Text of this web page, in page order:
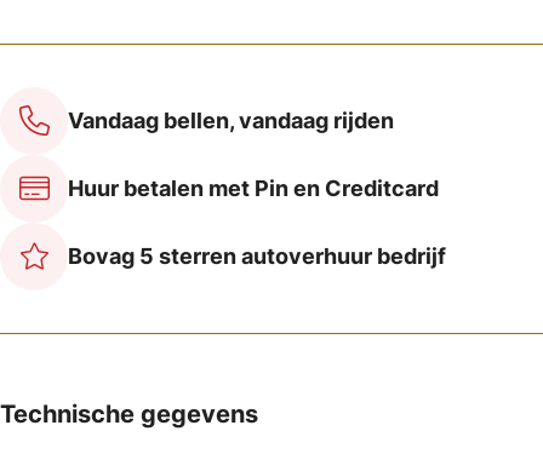
Vandaag bellen, vandaag rijden
Huur betalen met Pin en Creditcard
Bovag 5 sterren autoverhuur bedrijf
Technische gegevens